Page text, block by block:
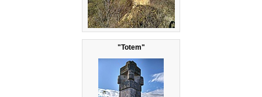
"Totem"